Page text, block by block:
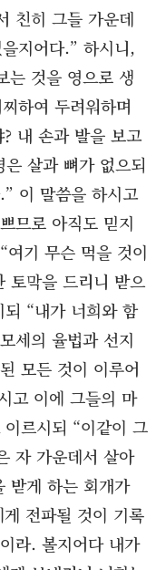
친히 그들 가운데
지어다.” 하시니,
는 것을 영으로 생
하여 두려워하며
내 손과 발을 보고
살과 뼈가 없으되
이 말씀을 하시고
므로 아직도 믿지
여기 무슨 먹을 것이
토막을 드리니 받으
“내가 너희와 함
세의 율법과 선지
모든 것이 이루어
고 이에 그들의 마
르시되 “이같이 그
자 가운데서 살아
받게 하는 회개가
전파될 것이 기록
라. 볼지어다 내가